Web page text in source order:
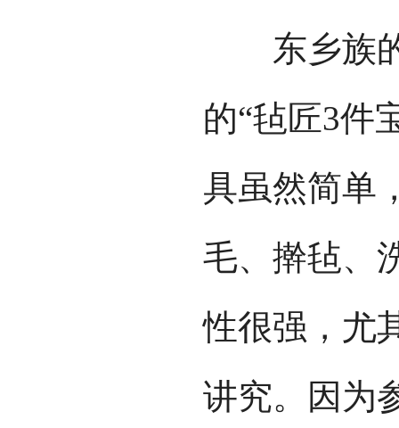
东乡族的
的“毡匠3件
具虽然简单
毛、擀毡、
性很强，尤
讲究。因为